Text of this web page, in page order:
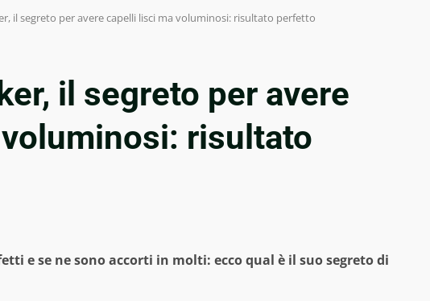
il segreto per avere capelli lisci ma voluminosi: risultato perfetto
il segreto per avere
risultato
e se ne sono accorti in molti: ecco qual è il suo segreto di